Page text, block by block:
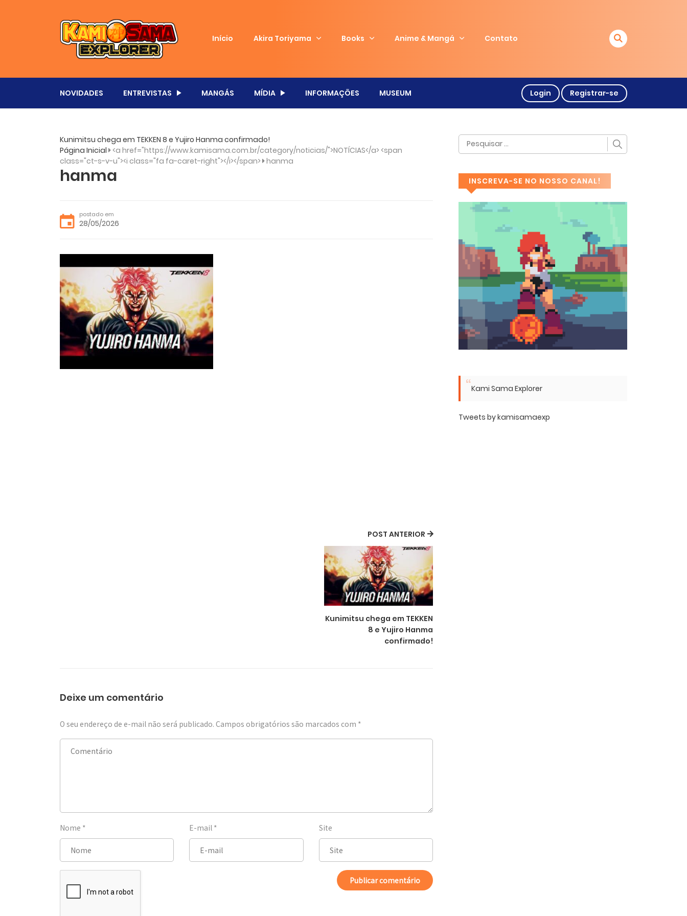
Início Akira Toriyama Books Anime & Mangá Contato
NOVIDADES ENTREVISTAS MANGÁS MÍDIA INFORMAÇÕES MUSEUM Login Registrar-se
Kunimitsu chega em TEKKEN 8 e Yujiro Hanma confirmado!
Página Inicial <a href="https://www.kamisama.com.br/category/noticias/">NOTÍCIAS</a> <span
class="ct-s-v-u"><i class="fa fa-caret-right"></i></span> hanma
hanma
postado em
28/05/2026
POST ANTERIOR
Kunimitsu chega em TEKKEN
8 e Yujiro Hanma
confirmado!
Deixe um comentário
O seu endereço de e-mail não será publicado. Campos obrigatórios são marcados com *
Nome * E-mail * Site
INSCREVA-SE NO NOSSO CANAL!
Kami Sama Explorer
Tweets by kamisamaexp